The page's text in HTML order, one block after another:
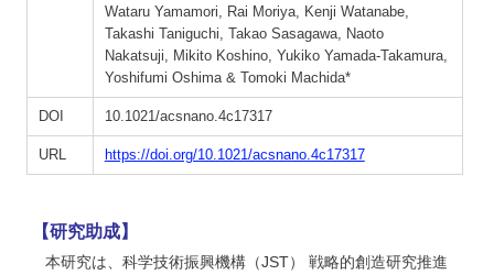
Wataru Yamamori, Rai Moriya, Kenji Watanabe,
Takashi Taniguchi, Takao Sasagawa, Naoto
Nakatsuji, Mikito Koshino, Yukiko Yamada-Takamura,
Yoshifumi Oshima & Tomoki Machida*
DOI 10.1021/acsnano.4c17317
URL https://doi.org/10.1021/acsnano.4c17317
【研究助成】
本研究は、科学技術振興機構（JST） 戦略的創造研究推進